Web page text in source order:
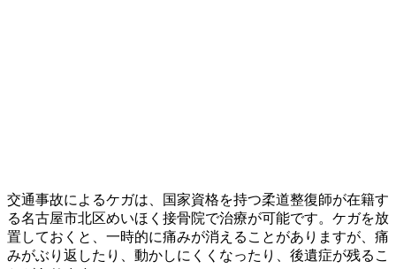
交通事故によるケガは、国家資格を持つ柔道整復師が在籍す
る名古屋市北区めいほく接骨院で治療が可能です。ケガを放
置しておくと、一時的に痛みが消えることがありますが、痛
みがぶり返したり、動かしにくくなったり、後遺症が残るこ